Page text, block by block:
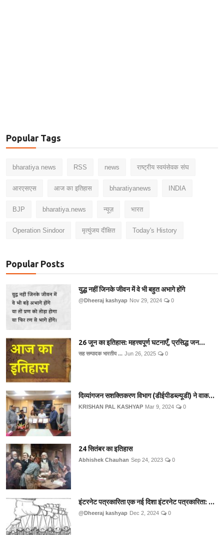
Popular Tags
bharatiya news RSS news राष्ट्रीय स्वयंसेवक संघ
आरएसएस आज का इतिहास bharatiyanews INDIA
BJP bharatiya.news न्यूज़ भारत
Operation Sindoor मृत्युंजय दीक्षित Today's History
Popular Posts
युद्ध नहीं जिनके जीवन में वे भी बहुत अभागे होंगे
@Dheeraj kashyap Nov 29, 2024 0
26 जून का इतिहास: महत्त्वपूर्ण घटनाएँ, प्रसिद्ध जन...
सह सम्पादक भारतीय ... Jun 26, 2025 0
दिव्यांगजन सशक्तिकरण विभाग (डीईपीडब्ल्यूडी) ने वाक...
KRISHAN PAL KASHYAP Mar 9, 2024 0
24 सितंबर का इतिहास
Abhishek Chauhan Sep 24, 2023 0
इंटरनेट पत्रकारिता एक नई दिशा इंटरनेट पत्रकारिता: ...
@Dheeraj kashyap Dec 2, 2024 0